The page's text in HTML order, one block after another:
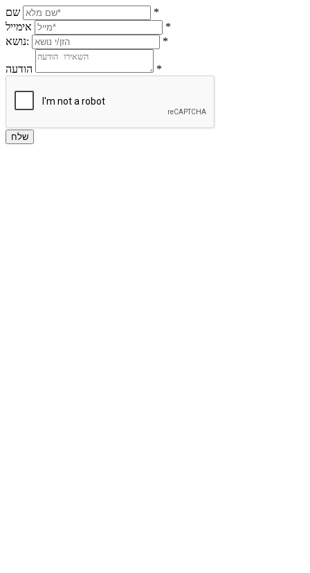
שם
*
אימייל
*
נושא:
*
הודעה *
שלח